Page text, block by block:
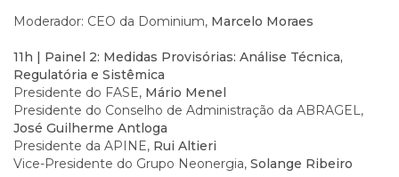
Moderador: CEO da Dominium, Marcelo Moraes
11h | Painel 2: Medidas Provisórias: Análise Técnica,
Regulatória e Sistêmica
Presidente do FASE, Mário Menel
Presidente do Conselho de Administração da ABRAGEL,
José Guilherme Antloga
Presidente da APINE, Rui Altieri
Vice-Presidente do Grupo Neonergia, Solange Ribeiro